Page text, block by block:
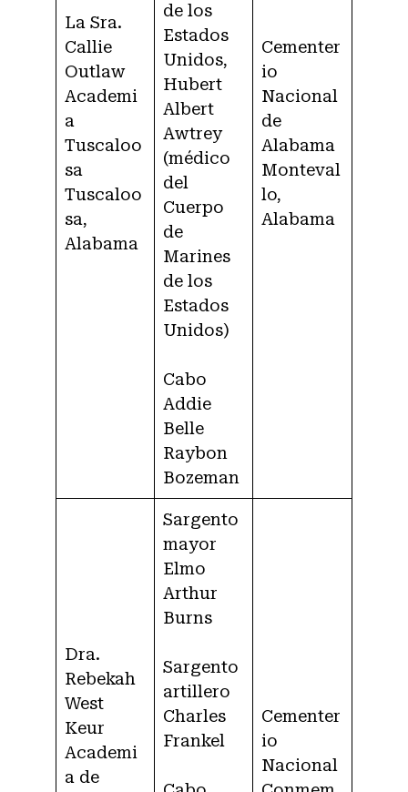
La Sra.
Callie
Outlaw
Academi
a
Tuscaloo
sa
Tuscaloo
sa,
Alabama
de los
Estados
Unidos,
Hubert
Albert
Awtrey
(médico
del
Cuerpo
de
Marines
de los
Estados
Unidos)
Cabo
Addie
Belle
Raybon
Bozeman
Cementer
io
Nacional
de
Alabama
Monteval
lo,
Alabama
Dra.
Rebekah
West
Keur
Academi
a de
Sargento
mayor
Elmo
Arthur
Burns
Sargento
artillero
Charles
Frankel
Cementer
io
Nacional